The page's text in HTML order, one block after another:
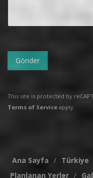
Gönder
This site is protected by
Terms of Service apply.
Ana Sayfa Türkiye
Planlanan Yerler